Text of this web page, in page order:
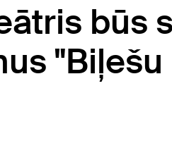
būs